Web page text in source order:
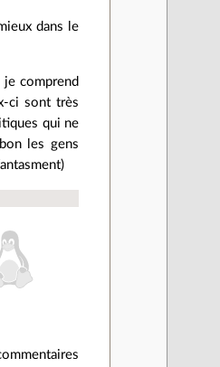
dans le
comprend
ci sont très
qui ne
les gens